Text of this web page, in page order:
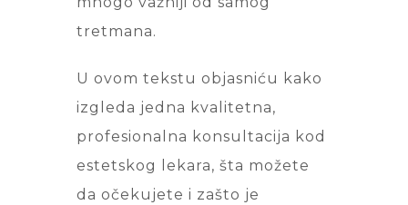
tretmana.
U ovom tekstu objasniću kako
izgleda jedna kvalitetna,
profesionalna konsultacija kod
estetskog lekara, šta možete
da očekujete i zašto je